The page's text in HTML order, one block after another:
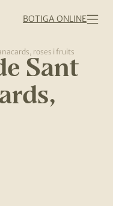
BOTIGA ONLINE
roses i fruits
Sant